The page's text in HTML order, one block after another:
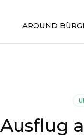
AROUND
Ausflug